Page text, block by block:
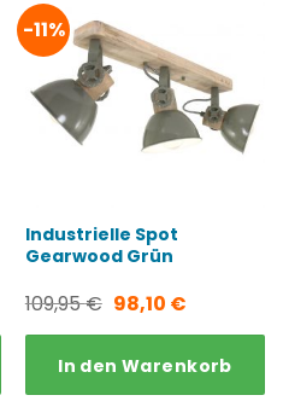
-11%
Industrielle Spot
Gearwood Grün
109,95€ Ursprünglicher
Preis
war:
98,10 €Aktueller
Preis
ist:
In den Warenkorb